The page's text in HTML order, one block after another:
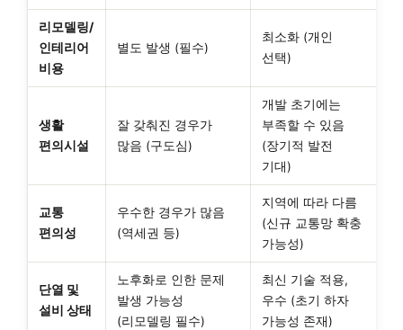
리모델링/
인테리어
비용
별도 발생 (필수)
최소화 (개인
선택)
생활
편의시설
잘 갖춰진 경우가
많음 (구도심)
개발 초기에는
부족할 수 있음
(장기적 발전
기대)
교통
편의성
우수한 경우가 많음
(역세권 등)
지역에 따라 다름
(신규 교통망 확충
가능성)
단열 및
설비 상태
노후화로 인한 문제
발생 가능성
(리모델링 필수)
최신 기술 적용,
우수 (초기 하자
가능성 존재)